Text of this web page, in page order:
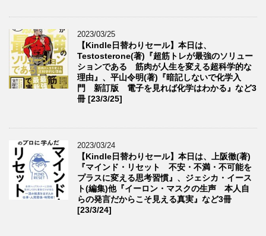
2023/03/25
【Kindle日替わりセール】本日は、
Testosterone(著)『超筋トレが最強のソリュー
ションである 筋肉が人生を変える超科学的な
理由』、平山令明(著)『暗記しないで化学入
門 新訂版 電子を見れば化学はわかる』など3
冊 [23/3/25]
2023/03/24
【Kindle日替わりセール】本日は、上阪徹(著)
『マインド・リセット 不安・不満・不可能を
プラスに変える思考習慣』、ジェシカ・イース
ト(編集)他『イーロン・マスクの生声 本人自
らの発言だからこそ見える真実』など3冊
[23/3/24]